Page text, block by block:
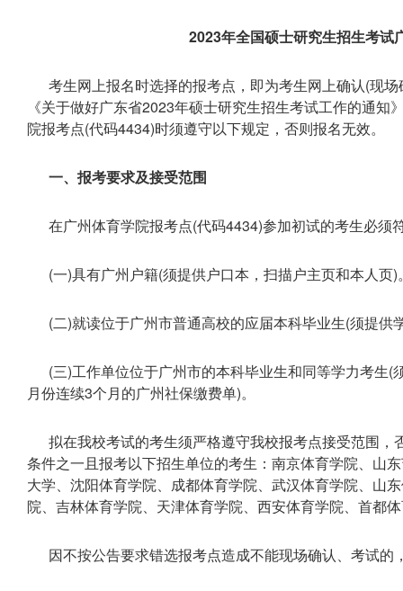
2023年全国硕士研究生招生考试
考生网上报名时选择的报考点，即为考生网上确认(现
《关于做好广东省2023年硕士研究生招生考试工作的通
院报考点(代码4434)时须遵守以下规定，否则报名无效。
一、报考要求及接受范围
在广州体育学院报考点(代码4434)参加初试的考生必须
(一)具有广州户籍(须提供户口本，扫描户主页和本人页)
(二)就读位于广州市普通高校的应届本科毕业生(须提
(三)工作单位位于广州市的本科毕业生和同等学力考生
月份连续3个月的广州社保缴费单)。
拟在我校考试的考生须严格遵守我校报考点接受范围
条件之一且报考以下招生单位的考生：南京体育学院、山
大学、沈阳体育学院、成都体育学院、武汉体育学院、山
院、吉林体育学院、天津体育学院、西安体育学院、首都
因不按公告要求错选报考点造成不能现场确认、考试的